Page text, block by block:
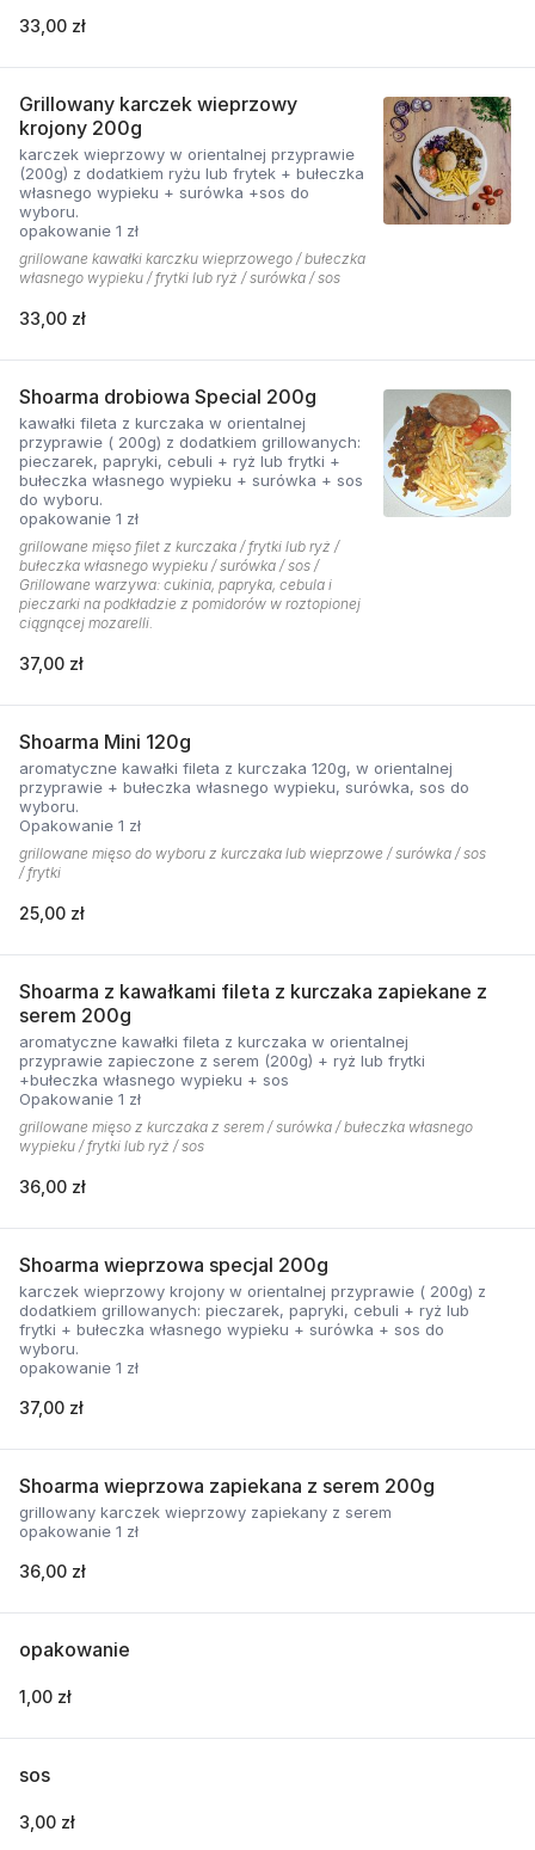
33,00 zł
Grillowany karczek wieprzowy
krojony 200g
karczek wieprzowy w orientalnej przyprawie
(200g) z dodatkiem ryżu lub frytek + bułeczka
własnego wypieku + surówka +sos do
wyboru.
opakowanie 1 zł
grillowane kawałki karczku wieprzowego / bułeczka
własnego wypieku / frytki lub ryż / surówka / sos
33,00 zł
Shoarma drobiowa Special 200g
kawałki fileta z kurczaka w orientalnej
przyprawie ( 200g) z dodatkiem grillowanych:
pieczarek, papryki, cebuli + ryż lub frytki +
bułeczka własnego wypieku + surówka + sos
do wyboru.
opakowanie 1 zł
grillowane mięso filet z kurczaka / frytki lub ryż /
bułeczka własnego wypieku / surówka / sos /
Grillowane warzywa: cukinia, papryka, cebula i
pieczarki na podkładzie z pomidorów w roztopionej
ciągnącej mozarelli.
37,00 zł
Shoarma Mini 120g
aromatyczne kawałki fileta z kurczaka 120g, w orientalnej
przyprawie + bułeczka własnego wypieku, surówka, sos do
wyboru.
Opakowanie 1 zł
grillowane mięso do wyboru z kurczaka lub wieprzowe / surówka / sos
/ frytki
25,00 zł
Shoarma z kawałkami fileta z kurczaka zapiekane z
serem 200g
aromatyczne kawałki fileta z kurczaka w orientalnej
przyprawie zapieczone z serem (200g) + ryż lub frytki
+bułeczka własnego wypieku + sos
Opakowanie 1 zł
grillowane mięso z kurczaka z serem / surówka / bułeczka własnego
wypieku / frytki lub ryż / sos
36,00 zł
Shoarma wieprzowa specjal 200g
karczek wieprzowy krojony w orientalnej przyprawie ( 200g) z
dodatkiem grillowanych: pieczarek, papryki, cebuli + ryż lub
frytki + bułeczka własnego wypieku + surówka + sos do
wyboru.
opakowanie 1 zł
37,00 zł
Shoarma wieprzowa zapiekana z serem 200g
grillowany karczek wieprzowy zapiekany z serem
opakowanie 1 zł
36,00 zł
opakowanie
1,00 zł
sos
3,00 zł